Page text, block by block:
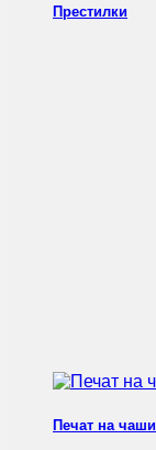
Престилки
Печат на чаши